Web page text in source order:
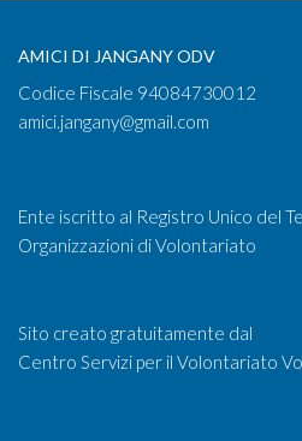
AMICI DI JANGANY ODV
Codice Fiscale 94084730012
amici.jangany@gmail.com
Ente iscritto al Registro Unico del
Organizzazioni di Volontariato
Sito creato gratuitamente dal
Centro Servizi per il Volontariato